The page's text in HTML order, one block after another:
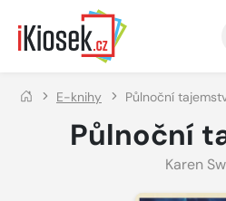
Přejít na hlavní obsah
E-knihy Půlnoční
Půlnoční
Karen